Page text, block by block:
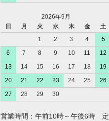
2026年9月
日
月 火 水 木 金
土
1
2 3 4
5
6
7 8 9 10 11
12
13
14 15 16 17 18
19
20
21 22 23 24 25
26
27
28 29 30
営業時間：午前10時～午後6時 定